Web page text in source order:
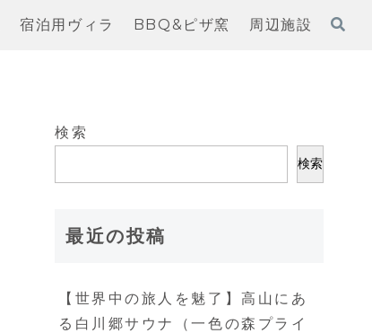
宿泊用ヴィラ BBQ&ピザ窯 周辺施設
検索
検索
最近の投稿
【世界中の旅人を魅了】高山にあ
る白川郷サウナ（一色の森プライ